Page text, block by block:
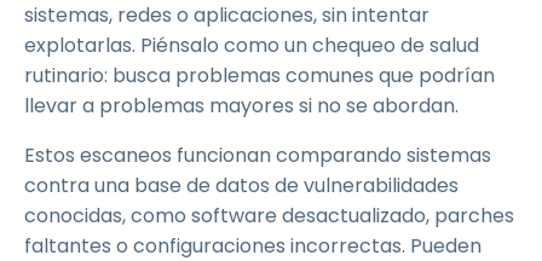
sistemas, redes o aplicaciones, sin intentar
explotarlas. Piénsalo como un chequeo de salud
rutinario: busca problemas comunes que podrían
llevar a problemas mayores si no se abordan.
Estos escaneos funcionan comparando sistemas
contra una base de datos de vulnerabilidades
conocidas, como software desactualizado, parches
faltantes o configuraciones incorrectas. Pueden